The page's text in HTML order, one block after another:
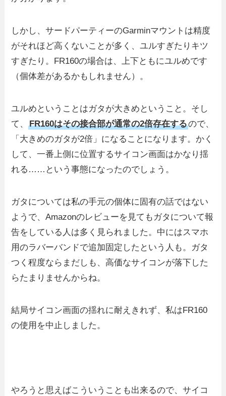
しかし、サードパーティーのGarminマウントは精度
がそれほど高くないことが多く、ユルすぎたりキツ
すぎたり。FR160の場合は、上下ともにユルめです
（個体差があるかもしれません）。
ユルめということはガタが大きめということ。そし
て、FR160はその接合部が通常の2倍存在するので、
「大きめのガタが2倍」になることになります。かく
して、一番上側に位置するサイコン画面はかなり揺
れる……という事態になったのでしょう。
ガタについては私の手元の個体に固有の話ではない
ようで、Amazonのレビューを見てもガタについて報
告をしている人は多く見られました。中にはスマホ
用のラバーバンドで追加固定したという人も。ガタ
つく程度ならまだしも、高価なサイコンが落下した
らたまりませんからね。
結局サイコン画面の揺れに耐えきれず、私はFR160
の使用を中止しました。
やろうと思えばこういうことも出来るので、サイコ